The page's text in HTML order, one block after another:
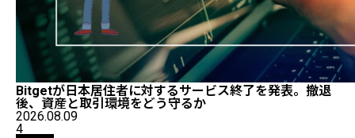
Bitgetが日本居住者に対するサービス終了を発表。撤退
後、資産と取引環境をどう守るか
2026.08.09
4